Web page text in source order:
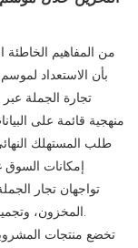
من المفاهيم الخاطئة
بأن الاستعداد
تجارة الجملة
منهجية قائمة على
طلب المستهلك
إمكانات السوق
تواجهان تجار
المخزون، وتجميد رأس المال بسبب فائض المخزون خارج الموسم.
تخضع منتجات